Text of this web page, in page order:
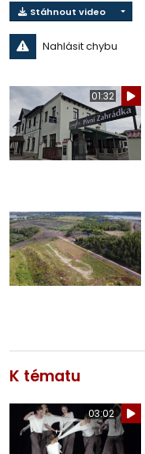
Stáhnout video
Nahlásit chybu
01:32
K tématu
03:02